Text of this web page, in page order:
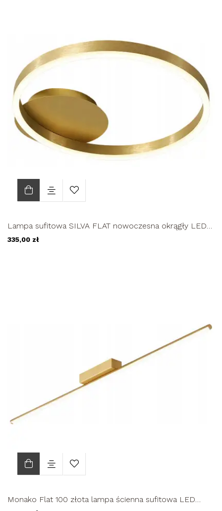
Lampa sufitowa SILVA FLAT nowoczesna okrągły LED
Modern Plafon 54cm...
335,00 zł
Monako Flat 100 złota lampa ścienna sufitowa LED
długa nowoczesna...